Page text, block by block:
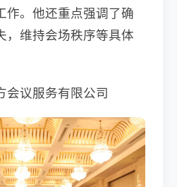
作。他还重点强调了确
，维持会场秩序等具体
会议服务有限公司